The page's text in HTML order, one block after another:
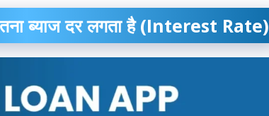
ब्याज दर लगता है (Interest Rate)